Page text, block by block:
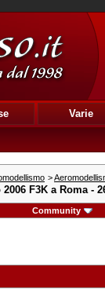
Varie
>
F3K a Roma -
Community